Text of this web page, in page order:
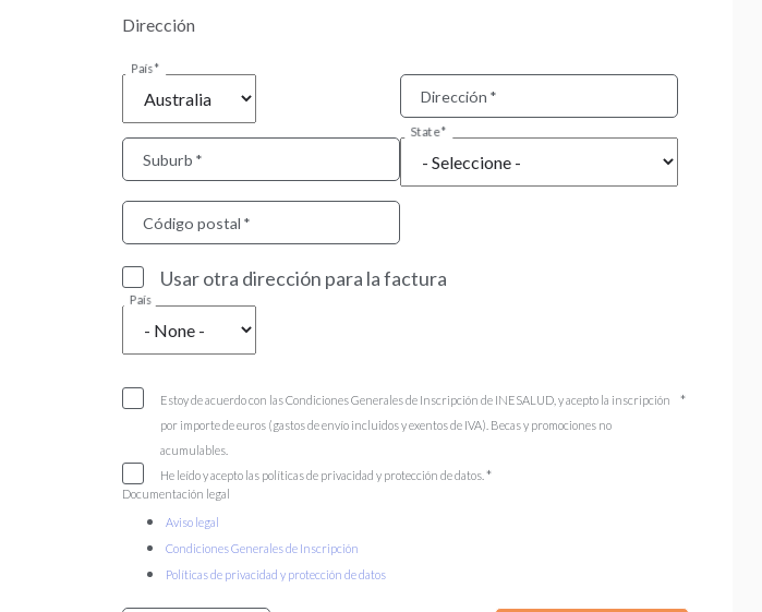
Dirección
País
Dirección
Suburb
State
Código postal
Usar otra dirección para la factura
País
Estoy de acuerdo con las Condiciones Generales de Inscripción de INESALUD, y acepto la inscripción
por importe de euros (gastos de envío incluidos y exentos de IVA). Becas y promociones no
acumulables.
He leído y acepto las políticas de privacidad y protección de datos.
Documentación legal
Aviso legal
Condiciones Generales de Inscripción
Políticas de privacidad y protección de datos